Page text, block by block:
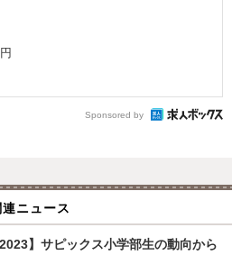
Sponsored by
連ニュース
2023】サピックス小学部生の動向から